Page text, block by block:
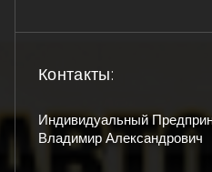
Контакты:
Индивидуальный
Владимир Александрович